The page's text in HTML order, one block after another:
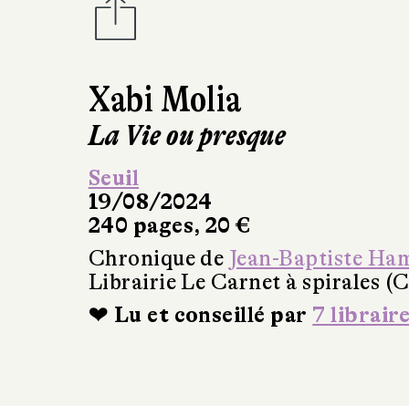
Xabi Molia
La Vie ou presque
Seuil
19/08/2024
240 pages, 20 €
Chronique de Jean-Baptiste
Librairie Le Carnet à spirales
❤ Lu et conseillé par 7